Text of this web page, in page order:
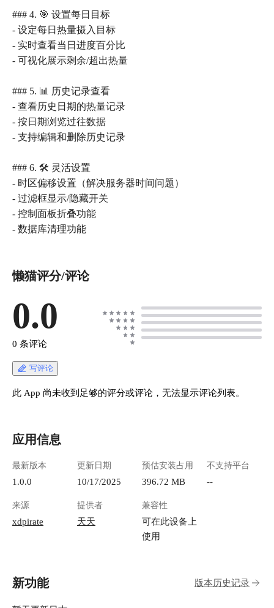
### 4. 🎯 设置每日目标
- 设定每日热量摄入目标
- 实时查看当日进度百分比
- 可视化展示剩余/超出热量
### 5. 📊 历史记录查看
- 查看历史日期的热量记录
- 按日期浏览过往数据
- 支持编辑和删除历史记录
### 6. 🛠️ 灵活设置
- 时区偏移设置（解决服务器时间问题）
- 过滤框显示/隐藏开关
- 控制面板折叠功能
- 数据库清理功能
懒猫评分/评论
0.0
0 条评论
写评论
此 App 尚未收到足够的评分或评论，无法显示评论列表。
应用信息
最新版本
1.0.0
更新日期
10/17/2025
预估安装占用
396.72 MB
不支持平台
--
来源
xdpirate
提供者
天天
兼容性
可在此设备上
使用
新功能 版本历史记录